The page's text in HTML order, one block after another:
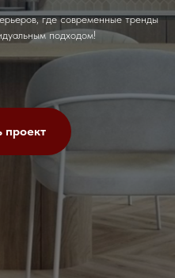
где современные тренды
подходом!
проект